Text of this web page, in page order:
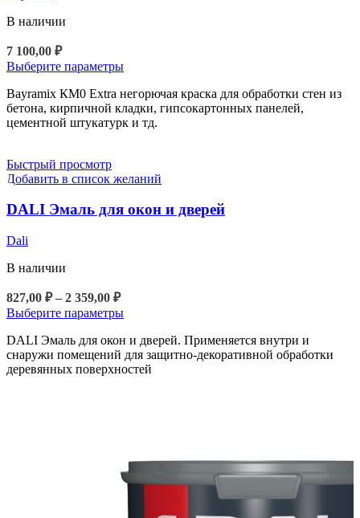
В наличии
7 100,00 ₽
Выберите параметрыЭтот
имеет
несколько
вариаций.
на
товара.
Bayramix КМ0 Extra негорючая краска для обработки стен из
бетона, кирпичной кладки, гипсокартонных панелей,
цементной штукатурк и тд.
Быстрый просмотр
Добавить в список желаний
DALI Эмаль для окон и дверей
Dali
В наличии
827,00 ₽ – 2 359,00 ₽Диапазон
цен:
–
2
359,00 ₽
Выберите параметрыЭтот
имеет
несколько
вариаций.
DALI Эмаль для окон и дверей. Применяется внутри и
снаружи помещений для защитно-декоративной обработки
деревянных поверхностей